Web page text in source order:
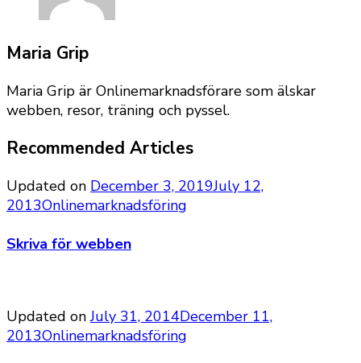
Maria Grip
Maria Grip är Onlinemarknadsförare som älskar
webben, resor, träning och pyssel.
Recommended Articles
Updated on December 3, 2019July 12,
2013Onlinemarknadsföring
Skriva för webben
Updated onJuly 31, 2014December 11,
2013Onlinemarknadsföring